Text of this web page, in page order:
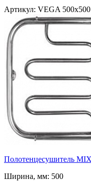
Артикул: VEGA 500x500
Полотенцесушитель
Ширина, мм: 500